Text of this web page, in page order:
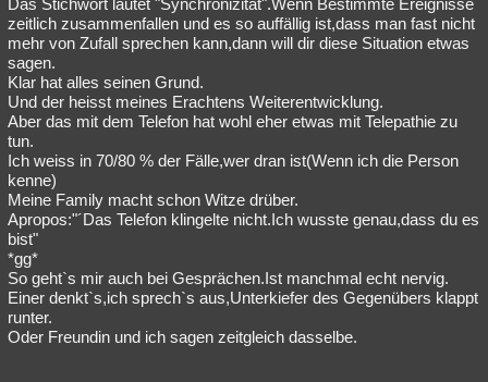
Das Stichwort lautet "Synchronizität".Wenn Bestimmte Ereignisse
zeitlich zusammenfallen und es so auffällig ist,dass man fast nicht
mehr von Zufall sprechen kann,dann will dir diese Situation etwas
sagen.
Klar hat alles seinen Grund.
Und der heisst meines Erachtens Weiterentwicklung.
Aber das mit dem Telefon hat wohl eher etwas mit Telepathie zu
tun.
Ich weiss in 70/80 % der Fälle,wer dran ist(Wenn ich die Person
kenne)
Meine Family macht schon Witze drüber.
Apropos:"´Das Telefon klingelte nicht.Ich wusste genau,dass du es
bist"
*gg*
So geht`s mir auch bei Gesprächen.Ist manchmal echt nervig.
Einer denkt`s,ich sprech`s aus,Unterkiefer des Gegenübers klappt
runter.
Oder Freundin und ich sagen zeitgleich dasselbe.